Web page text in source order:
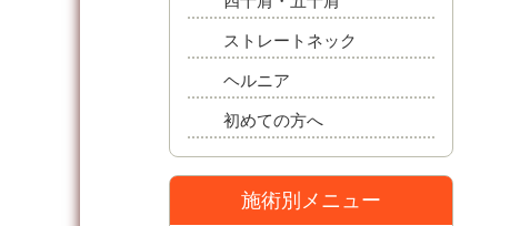
ストレートネック
ヘルニア
初めての方へ
施術別メニュー